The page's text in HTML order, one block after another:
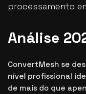
processamento
Análise
ConvertMesh se
nível profissional
de mais do que